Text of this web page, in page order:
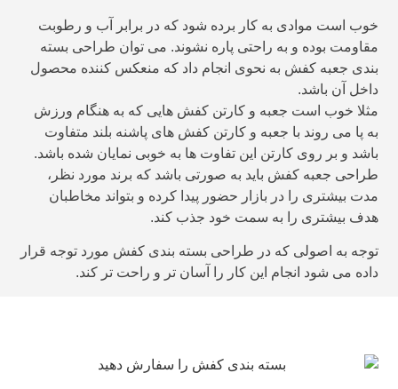
است موادی به کار برده شود که در برابر آب و رطوبت
بوده و به راحتی پاره نشوند. می توان طراحی بسته
جعبه کفش به نحوی انجام داد که منعکس کننده محصول
آن باشد.
خوب است جعبه و کارتن کفش هایی که به هنگام ورزش
پا می روند با جعبه و کارتن کفش های پاشنه بلند متفاوت
و بر روی کارتن این تفاوت ها به خوبی نمایان شده باشد.
جعبه کفش باید به صورتی باشد که برند مورد نظر،
بیشتری را در بازار حضور پیدا کرده و بتواند مخاطبان
بیشتری را به سمت خود جذب کند.
به اصولی که در طراحی بسته بندی کفش مورد توجه قرار
می شود انجام این کار را آسان تر و راحت تر کند.